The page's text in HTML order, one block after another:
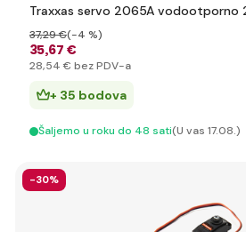
Traxxas servo 2065A vodootporno
35,67 €
37,29 €(-4 %)
28,54 € bez PDV-a
+ 35 bodova
Šaljemo u roku do 48 sati(U vas 17.08.)
-30%